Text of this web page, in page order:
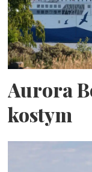
Aurora
kostym